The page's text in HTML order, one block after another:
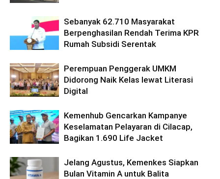
Sebanyak 62.710 Masyarakat
Berpenghasilan Rendah Terima KPR
Rumah Subsidi Serentak
Perempuan Penggerak UMKM
Didorong Naik Kelas lewat Literasi
Digital
Kemenhub Gencarkan Kampanye
Keselamatan Pelayaran di Cilacap,
Bagikan 1.690 Life Jacket
Jelang Agustus, Kemenkes Siapkan
Bulan Vitamin A untuk Balita